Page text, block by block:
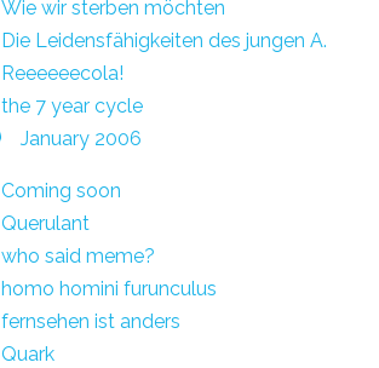
Wie wir sterben möchten
Die Leidensfähigkeiten des jungen A.
Reeeeeecola!
the 7 year cycle
January 2006
Coming soon
Querulant
who said meme?
homo homini furunculus
fernsehen ist anders
Quark